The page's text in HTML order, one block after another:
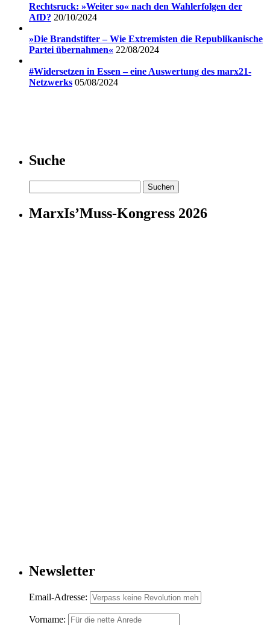
Rechtsruck: »Weiter so« nach den Wahlerfolgen der
AfD? 20/10/2024
»Die Brandstifter – Wie Extremisten die Republikanische
Partei übernahmen« 22/08/2024
#Widersetzen in Essen – eine Auswertung des marx21-
Netzwerks 05/08/2024
Suche
nach:
MarxIs’Muss-Kongress 2026
Newsletter
Email-Adresse:
Vorname: